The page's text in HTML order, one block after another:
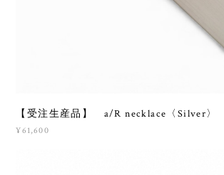
【受注生産品】 a/R necklace〈Silver〉
¥61,600